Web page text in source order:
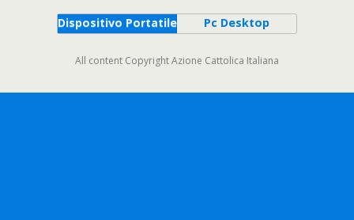
Dispositivo Portatile Pc Desktop
All content Copyright Azione Cattolica Italiana